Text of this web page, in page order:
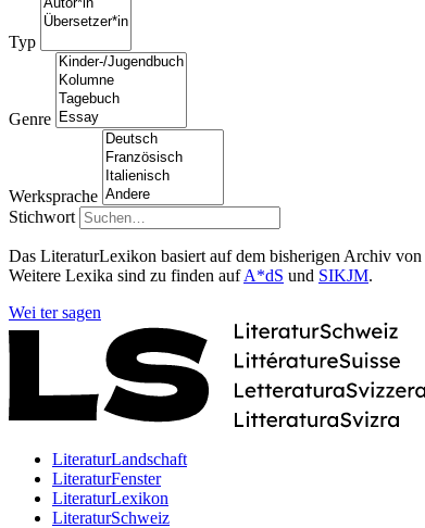
Typ
Genre
Werksprache
Stichwort
Das LiteraturLexikon basiert auf dem bisherigen Archiv von
Weitere Lexika sind zu finden aufA*dS und SIKJM.
Wei ter sagen
LiteraturLandschaft
LiteraturFenster
LiteraturLexikon
LiteraturSchweiz